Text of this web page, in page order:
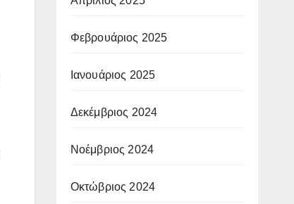
Φεβρουάριος 2025
Ιανουάριος 2025
Δεκέμβριος 2024
Νοέμβριος 2024
Οκτώβριος 2024